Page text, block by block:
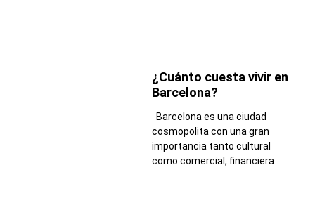
¿Cuánto cuesta vivir en
Barcelona?
Barcelona es una ciudad
cosmopolita con una gran
importancia tanto cultural
como comercial, financiera